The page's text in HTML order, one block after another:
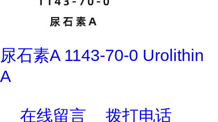
尿石素A 1143-70-0 Urolithin
A
在线留言 拨打电话